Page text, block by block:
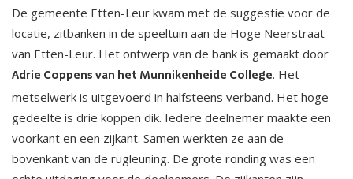
De gemeente Etten-Leur kwam met de suggestie voor de
locatie, zitbanken in de speeltuin aan de Hoge Neerstraat
van Etten-Leur. Het ontwerp van de bank is gemaakt door
Adrie Coppens van het Munnikenheide College. Het
metselwerk is uitgevoerd in halfsteens verband. Het hoge
gedeelte is drie koppen dik. Iedere deelnemer maakte een
voorkant en een zijkant. Samen werkten ze aan de
bovenkant van de rugleuning. De grote ronding was een